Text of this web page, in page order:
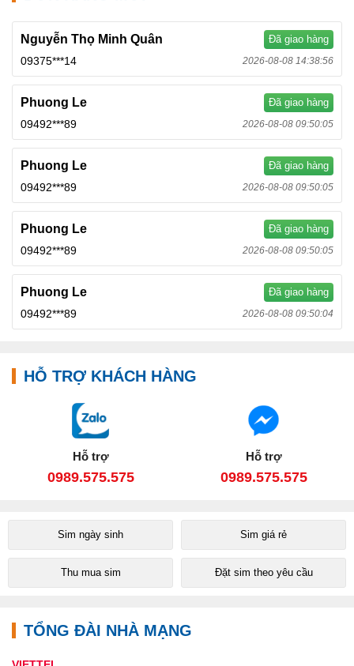
Nguyễn Thọ Minh Quân Đã giao hàng
09375***14 2026-08-08 14:38:56
Phuong Le Đã giao hàng
09492***89 2026-08-08 09:50:05
Phuong Le Đã giao hàng
09492***89 2026-08-08 09:50:05
Phuong Le Đã giao hàng
09492***89 2026-08-08 09:50:05
Phuong Le Đã giao hàng
09492***89 2026-08-08 09:50:04
HỖ TRỢ KHÁCH HÀNG
Hỗ trợ
0989.575.575
Hỗ trợ
0989.575.575
Sim ngày sinh Sim giá rẻ
Thu mua sim Đặt sim theo yêu cầu
TỔNG ĐÀI NHÀ MẠNG